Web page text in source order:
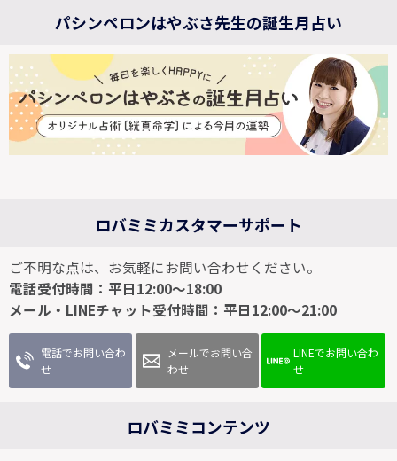
パシンペロンはやぶさ先生の誕生月占い
ロバミミカスタマーサポート
ご不明な点は、お気軽にお問い合わせください。
電話受付時間：平日12:00～18:00
メール・LINEチャット受付時間：平日12:00～21:00
電話でお問い合わ
せ
メールでお問い合
わせ
LINEでお問い合わ
せ
ロバミミコンテンツ